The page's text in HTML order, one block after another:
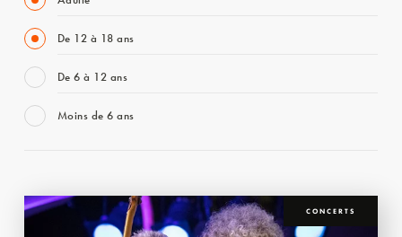
De 12 à 18 ans
De 6 à 12 ans
Moins de 6 ans
CONCERTS